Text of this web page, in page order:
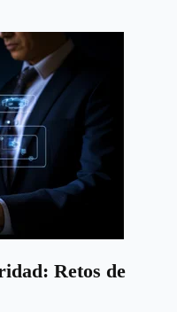
Retos de